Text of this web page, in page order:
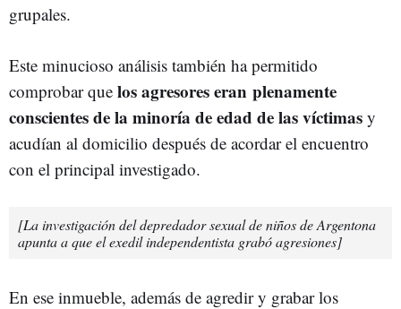
grupales.
Este minucioso análisis también ha permitido
comprobar que los agresores eran plenamente
conscientes de la minoría de edad de las víctimas y
acudían al domicilio después de acordar el encuentro
con el principal investigado.
[La investigación del depredador sexual de niños de Argentona
apunta a que el exedil independentista grabó agresiones]
En ese inmueble, además de agredir y grabar los